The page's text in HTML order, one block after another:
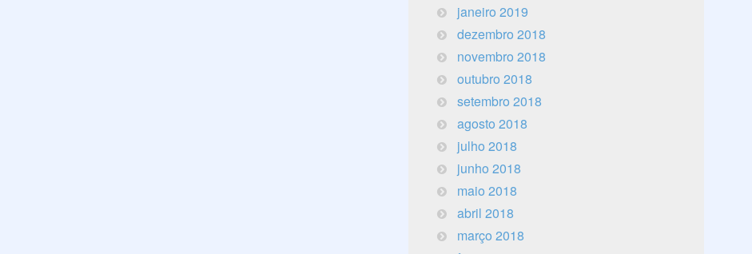
janeiro 2019
dezembro 2018
novembro 2018
outubro 2018
setembro 2018
agosto 2018
julho 2018
junho 2018
maio 2018
abril 2018
março 2018